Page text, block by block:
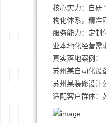
核心实力：自研
构化体系，精准
服务能力：定制
业本地化经营需
真实落地案例：
苏州某自动化设
苏州某装修设计
适配客户群体：